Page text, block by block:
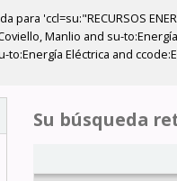
para 'ccl=su:"RECURSOS
Manlio and su-
to:Energía Eléctrica and
Su búsqueda